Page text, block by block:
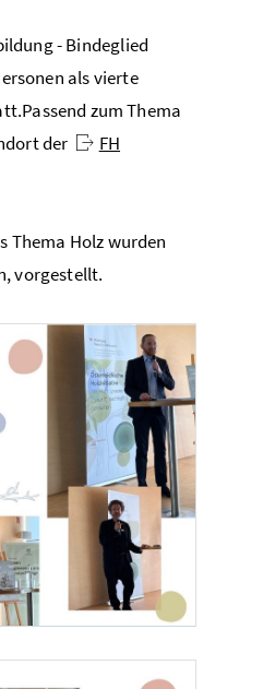
- Bindeglied
als vierte
zum Thema
der
FH
Thema Holz wurden
vorgestellt.